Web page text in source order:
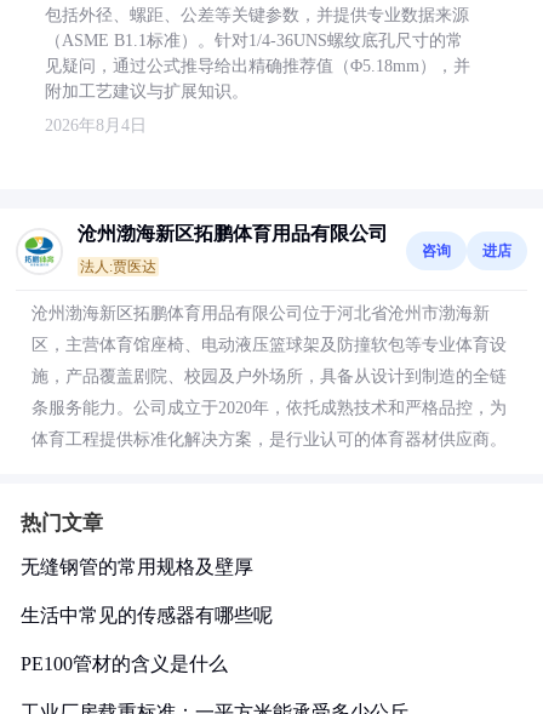
包括外径、螺距、公差等关键参数，并提供专业数据来源
（ASME B1.1标准）。针对1/4-36UNS螺纹底孔尺寸的常
见疑问，通过公式推导给出精确推荐值（Φ5.18mm），并
附加工艺建议与扩展知识。
2026年8月4日
沧州渤海新区拓鹏体育用品有限公司
法人:贾医达
咨询 进店
沧州渤海新区拓鹏体育用品有限公司位于河北省沧州市渤海新
区，主营体育馆座椅、电动液压篮球架及防撞软包等专业体育设
施，产品覆盖剧院、校园及户外场所，具备从设计到制造的全链
条服务能力。公司成立于2020年，依托成熟技术和严格品控，为
体育工程提供标准化解决方案，是行业认可的体育器材供应商。
热门文章
无缝钢管的常用规格及壁厚
生活中常见的传感器有哪些呢
PE100管材的含义是什么